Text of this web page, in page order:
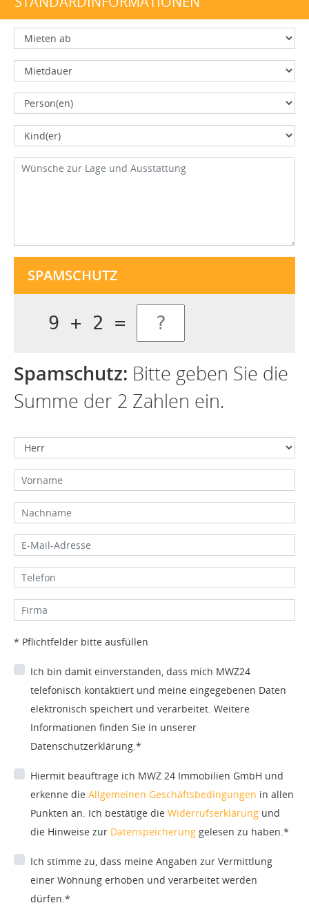
SPAMSCHUTZ
9 + 2 =
Spamschutz: Bitte geben Sie die
Summe der 2 Zahlen ein.
* Pflichtfelder bitte ausfüllen
Ich bin damit einverstanden, dass mich MWZ24
telefonisch kontaktiert und meine eingegebenen Daten
elektronisch speichert und verarbeitet. Weitere
Informationen finden Sie in unserer
Datenschutzerklärung.*
Hiermit beauftrage ich MWZ 24 Immobilien GmbH und
erkenne die Allgemeinen Geschäftsbedingungen in allen
Punkten an. Ich bestätige die Widerrufserklärung und
die Hinweise zur Datenspeicherung gelesen zu haben.*
Ich stimme zu, dass meine Angaben zur Vermittlung
einer Wohnung erhoben und verarbeitet werden
dürfen.*